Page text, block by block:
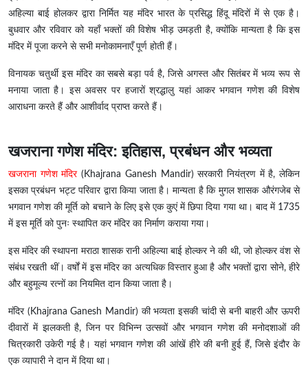
अहिल्या बाई होलकर द्वारा निर्मित यह मंदिर भारत के प्रसिद्ध हिंदू मंदिरों में से एक है।
बुधवार और रविवार को यहाँ भक्तों की विशेष भीड़ उमड़ती है, क्योंकि मान्यता है कि इस
मंदिर में पूजा करने से सभी मनोकामनाएँ पूर्ण होती हैं।
विनायक चतुर्थी इस मंदिर का सबसे बड़ा पर्व है, जिसे अगस्त और सितंबर में भव्य रूप से
मनाया जाता है। इस अवसर पर हजारों श्रद्धालु यहां आकर भगवान गणेश की विशेष
आराधना करते हैं और आशीर्वाद प्राप्त करते हैं।
खजराना गणेश मंदिर: इतिहास, प्रबंधन और भव्यता
खजराना गणेश मंदिर(Khajrana Ganesh Mandir) सरकारी नियंत्रण में है, लेकिन
इसका प्रबंधन भट्ट परिवार द्वारा किया जाता है। मान्यता है कि मुगल शासक औरंगजेब से
भगवान गणेश की मूर्ति को बचाने के लिए इसे एक कुएं में छिपा दिया गया था। बाद में 1735
में इस मूर्ति को पुनः स्थापित कर मंदिर का निर्माण कराया गया।
इस मंदिर की स्थापना मराठा शासक रानी अहिल्या बाई होल्कर ने की थी, जो होल्कर वंश से
संबंध रखती थीं। वर्षों में इस मंदिर का अत्यधिक विस्तार हुआ है और भक्तों द्वारा सोने, हीरे
और बहुमूल्य रत्नों का नियमित दान किया जाता है।
मंदिर (Khajrana Ganesh Mandir) की भव्यता इसकी चांदी से बनी बाहरी और ऊपरी
दीवारों में झलकती है, जिन पर विभिन्न उत्सवों और भगवान गणेश की मनोदशाओं की
चित्रकारी उकेरी गई है। यहां भगवान गणेश की आंखें हीरे की बनी हुई हैं, जिसे इंदौर के
एक व्यापारी ने दान में दिया था।